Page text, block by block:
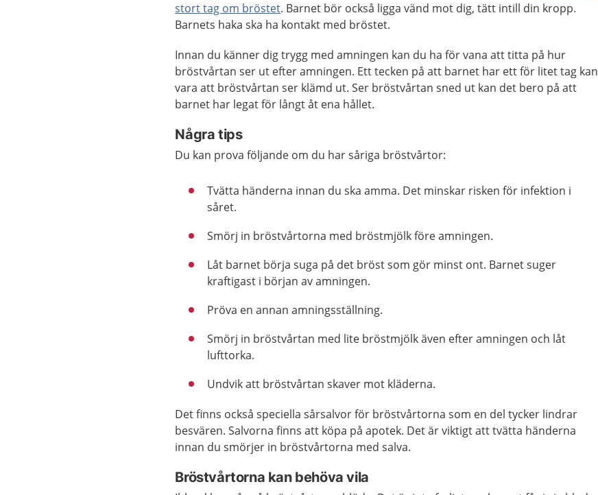
stort tag om bröstet. Barnet bör också ligga vänd mot dig, tätt intill din kropp.
Barnets haka ska ha kontakt med bröstet.
Innan du känner dig trygg med amningen kan du ha för vana att titta på hur
bröstvårtan ser ut efter amningen. Ett tecken på att barnet har ett för litet tag kan
vara att bröstvårtan ser klämd ut. Ser bröstvårtan sned ut kan det bero på att
barnet har legat för långt åt ena hållet.
Några tips
Du kan prova följande om du har såriga bröstvårtor:
Tvätta händerna innan du ska amma. Det minskar risken för infektion i
såret.
Smörj in bröstvårtorna med bröstmjölk före amningen.
Låt barnet börja suga på det bröst som gör minst ont. Barnet suger
kraftigast i början av amningen.
Pröva en annan amningsställning.
Smörj in bröstvårtan med lite bröstmjölk även efter amningen och låt
lufttorka.
Undvik att bröstvårtan skaver mot kläderna.
Det finns också speciella sårsalvor för bröstvårtorna som en del tycker lindrar
besvären. Salvorna finns att köpa på apotek. Det är viktigt att tvätta händerna
innan du smörjer in bröstvårtorna med salva.
Bröstvårtorna kan behöva vila